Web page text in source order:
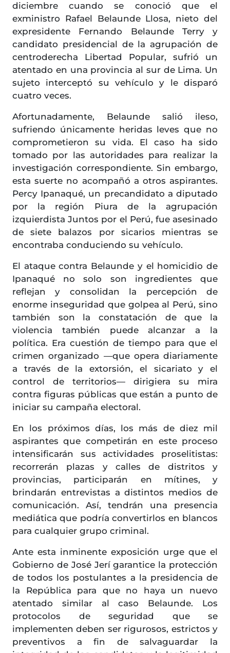
diciembre cuando se conoció que el
exministro Rafael Belaunde Llosa, nieto del
expresidente Fernando Belaunde Terry y
candidato presidencial de la agrupación de
centroderecha Libertad Popular, sufrió un
atentado en una provincia al sur de Lima. Un
sujeto interceptó su vehículo y le disparó
cuatro veces.
Afortunadamente, Belaunde salió ileso,
sufriendo únicamente heridas leves que no
comprometieron su vida. El caso ha sido
tomado por las autoridades para realizar la
investigación correspondiente. Sin embargo,
esta suerte no acompañó a otros aspirantes.
Percy Ipanaqué, un precandidato a diputado
por la región Piura de la agrupación
izquierdista Juntos por el Perú, fue asesinado
de siete balazos por sicarios mientras se
encontraba conduciendo su vehículo.
El ataque contra Belaunde y el homicidio de
Ipanaqué no solo son ingredientes que
reflejan y consolidan la percepción de
enorme inseguridad que golpea al Perú, sino
también son la constatación de que la
violencia también puede alcanzar a la
política. Era cuestión de tiempo para que el
crimen organizado —que opera diariamente
a través de la extorsión, el sicariato y el
control de territorios— dirigiera su mira
contra figuras públicas que están a punto de
iniciar su campaña electoral.
En los próximos días, los más de diez mil
aspirantes que competirán en este proceso
intensificarán sus actividades proselitistas:
recorrerán plazas y calles de distritos y
provincias, participarán en mítines, y
brindarán entrevistas a distintos medios de
comunicación. Así, tendrán una presencia
mediática que podría convertirlos en blancos
para cualquier grupo criminal.
Ante esta inminente exposición urge que el
Gobierno de José Jerí garantice la protección
de todos los postulantes a la presidencia de
la República para que no haya un nuevo
atentado similar al caso Belaunde. Los
protocolos de seguridad que se
implementen deben ser rigurosos, estrictos y
preventivos a fin de salvaguardar la